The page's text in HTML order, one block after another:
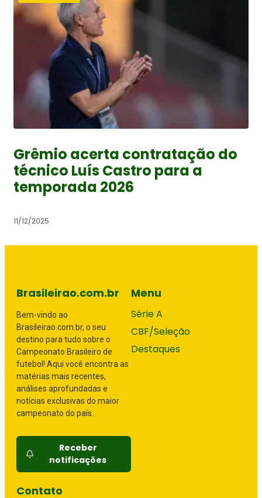
Grêmio acerta contratação do
técnico Luís Castro para a
temporada 2026
11/12/2025
Brasileirao.com.br
Bem-vindo ao
Brasileirao.com.br, o seu
destino para tudo sobre o
Campeonato Brasileiro de
futebol! Aqui você encontra as
matérias mais recentes,
análises aprofundadas e
notícias exclusivas do maior
campeonato do país.
Receber
notificações
Menu
Série A
CBF/Seleção
Destaques
Contato